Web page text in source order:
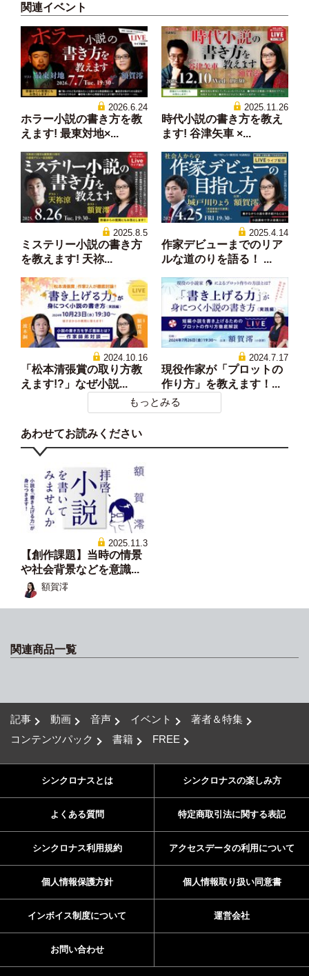
関連イベント
2026.6.24
ホラー小説の書き方を教
えます! 最東対地×...
2025.11.26
時代小説の書き方を教え
ます! 谷津矢車 ×...
2025.8.5
ミステリー小説の書き方
を教えます! 天祢...
2025.4.14
作家デビューまでのリア
ルな道のりを語る！ ...
2024.10.16
「松本清張賞の取り方教
えます!?」なぜ小説...
2024.7.17
現役作家が「プロットの
作り方」を教えます！...
もっとみる
あわせてお読みください
2025.11.3
【創作課題】当時の情景
や社会背景などを意識...
額賀澪
関連商品一覧
記事 動画 音声 イベント
著者＆特集
コンテンツパック
書籍 FREE
シンクロナスとは シンクロナスの楽しみ方
よくある質問 特定商取引法に関する表記
シンクロナス利用規約 アクセスデータの利用について
個人情報保護方針 個人情報取り扱い同意書
インボイス制度について 運営会社
お問い合わせ